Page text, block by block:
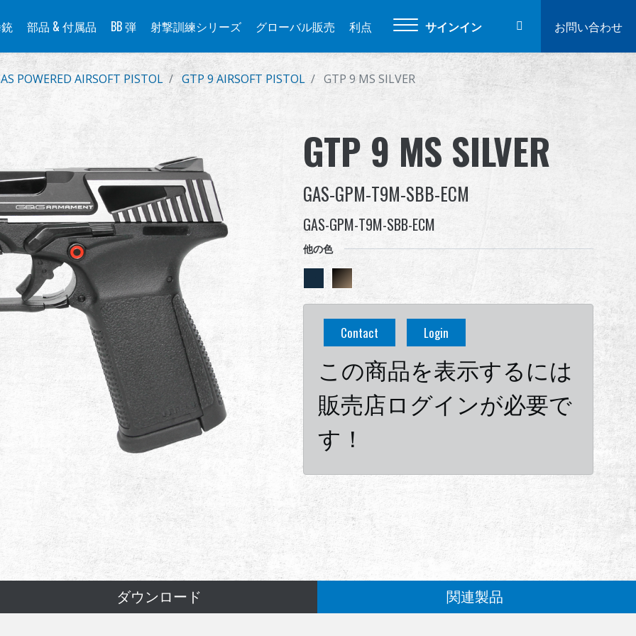
部品 & 付属品 BB 弾 射撃訓練シリーズ グローバル販売 利点 サインイン お問い合わせ
POWERED AIRSOFT PISTOL GTP 9 AIRSOFT PISTOL GTP 9 MS SILVER
GTP 9 MS SILVER
GAS-GPM-T9M-SBB-ECM
GAS-GPM-T9M-SBB-ECM
他の色
Contact Login
この商品を表示するには
販売店ログインが必要で
す！
ダウンロード 関連製品